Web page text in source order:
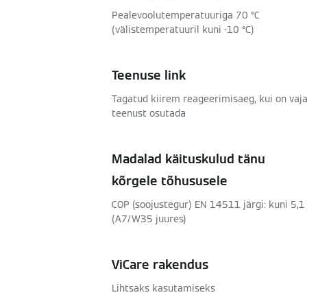
Pealevoolutemperatuuriga 70 °C
(välistemperatuuril kuni -10 °C)
Teenuse link
Tagatud kiirem reageerimisaeg, kui on vaja
teenust osutada
Madalad käituskulud tänu
kõrgele tõhususele
COP (soojustegur) EN 14511 järgi: kuni 5,1
(A7/W35 juures)
ViCare rakendus
Lihtsaks kasutamiseks